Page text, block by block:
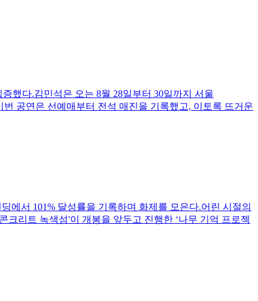
했다.김민석은 오는 8월 28일부터 30일까지 서울
번 공연은 선예매부터 전석 매진을 기록했고, 이토록 뜨거운
에서 101% 달성률을 기록하며 화제를 모은다.어린 시절의
크리트 녹색섬'이 개봉을 앞두고 진행한 ‘나무 기억 프로젝